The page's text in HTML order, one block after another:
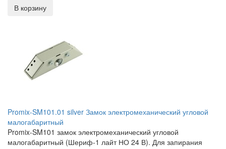
В корзину
Promix-SM101.01 silver Замок электромеханический угловой
малогабаритный
Promix-SM101 замок электромеханический угловой
малогабаритный (Шериф-1 лайт НО 24 В). Для запирания